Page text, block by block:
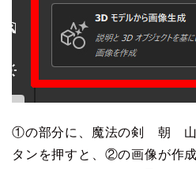
①の部分に、魔法の剣 朝 山
タンを押すと、②の画像が作